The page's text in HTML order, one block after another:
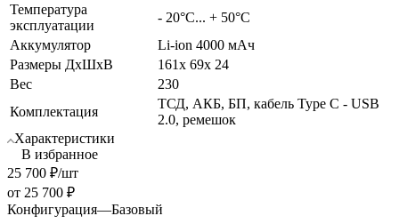
Температура
эксплуатации
- 20°C... + 50°C
Аккумулятор
Li-ion 4000 мАч
Размеры ДхШхВ
161x 69x 24
Вес
230
Комплектация
ТСД, АКБ, БП, кабель Type C - USB
2.0, ремешок
Характеристики
В избранное
25 700 ₽/шт
от 25 700 ₽
Конфигурация—Базовый